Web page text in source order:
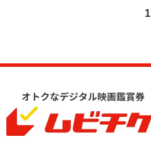
1